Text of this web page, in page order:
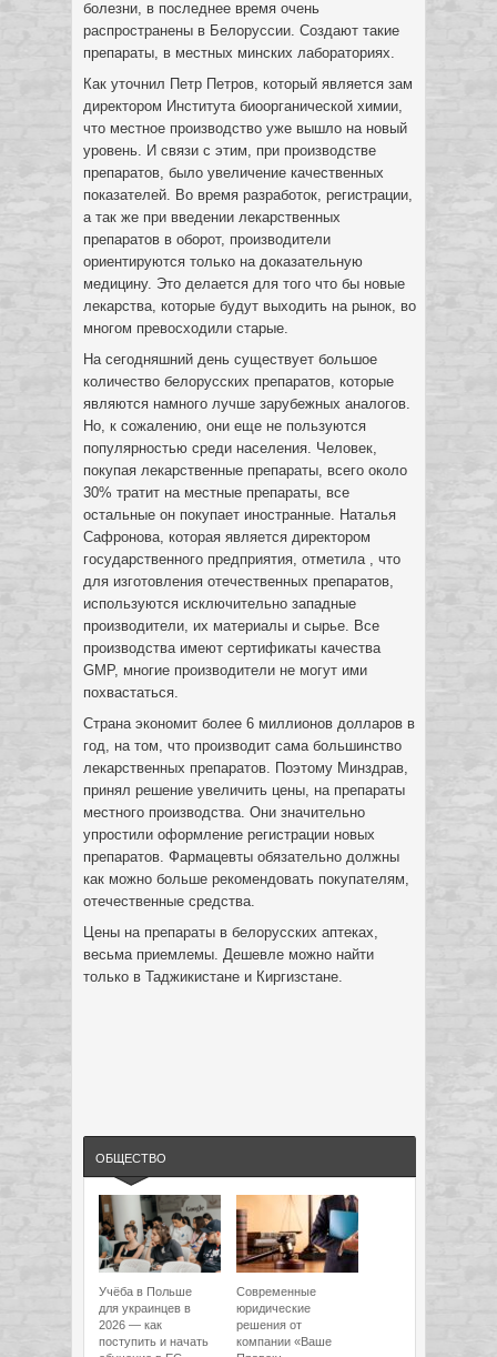
болезни, в последнее время очень
распространены в Белоруссии. Создают такие
препараты, в местных минских лабораториях.
Как уточнил Петр Петров, который является зам
директором Института биоорганической химии,
что местное производство уже вышло на новый
уровень. И связи с этим, при производстве
препаратов, было увеличение качественных
показателей. Во время разработок, регистрации,
а так же при введении лекарственных
препаратов в оборот, производители
ориентируются только на доказательную
медицину. Это делается для того что бы новые
лекарства, которые будут выходить на рынок, во
многом превосходили старые.
На сегодняшний день существует большое
количество белорусских препаратов, которые
являются намного лучше зарубежных аналогов.
Но, к сожалению, они еще не пользуются
популярностью среди населения. Человек,
покупая лекарственные препараты, всего около
30% тратит на местные препараты, все
остальные он покупает иностранные. Наталья
Сафронова, которая является директором
государственного предприятия, отметила , что
для изготовления отечественных препаратов,
используются исключительно западные
производители, их материалы и сырье. Все
производства имеют сертификаты качества
GMP, многие производители не могут ими
похвастаться.
Страна экономит более 6 миллионов долларов в
год, на том, что производит сама большинство
лекарственных препаратов. Поэтому Минздрав,
принял решение увеличить цены, на препараты
местного производства. Они значительно
упростили оформление регистрации новых
препаратов. Фармацевты обязательно должны
как можно больше рекомендовать покупателям,
отечественные средства.
Цены на препараты в белорусских аптеках,
весьма приемлемы. Дешевле можно найти
только в Таджикистане и Киргизстане.
ОБЩЕСТВО
Учёба в Польше
для украинцев в
2026 — как
поступить и начать
Современные
юридические
решения от
компании «Ваше